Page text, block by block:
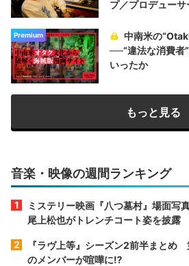
プ／プロデューサ
Premium
中南米の
──“違法な消費者
いったか
もっと見る
音楽・映像の週間ランキング
ミステリー映画『八つ墓村』場面
尾上松也がトレンチコート姿を披露
『ラヴ上等』シーズン2前半まとめ
のメンバーが喧嘩に⁉︎